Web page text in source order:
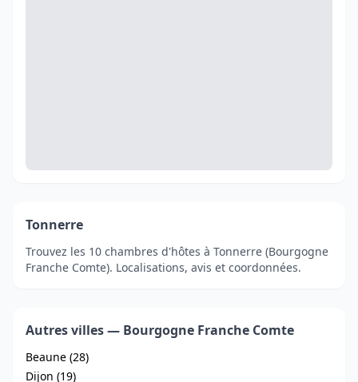
Tonnerre
Trouvez les 10 chambres d'hôtes à Tonnerre (Bourgogne
Franche Comte). Localisations, avis et coordonnées.
Autres villes — Bourgogne Franche Comte
Beaune (28)
Dijon (19)